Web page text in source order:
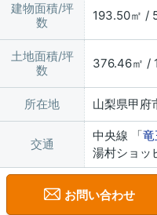
建物面積/坪
数
193.50㎡ /
土地面積/坪
数
376.46㎡ /
所在地 山梨県甲府
交通
中央線 「竜
湯村ショッ
お問い合わせ